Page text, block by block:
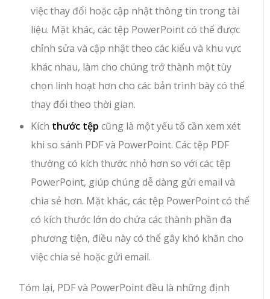
việc thay đổi hoặc cập nhật thông tin trong tài
liệu. Mặt khác, các tệp PowerPoint có thể được
chỉnh sửa và cập nhật theo các kiểu và khu vực
khác nhau, làm cho chúng trở thành một tùy
chọn linh hoạt hơn cho các bản trình bày có thể
thay đổi theo thời gian.
Kích thước tệp cũng là một yếu tố cần xem xét
khi so sánh PDF và PowerPoint. Các tệp PDF
thường có kích thước nhỏ hơn so với các tệp
PowerPoint, giúp chúng dễ dàng gửi email và
chia sẻ hơn. Mặt khác, các tệp PowerPoint có thể
có kích thước lớn do chứa các thành phần đa
phương tiện, điều này có thể gây khó khăn cho
việc chia sẻ hoặc gửi email.
Tóm lại, PDF và PowerPoint đều là những định